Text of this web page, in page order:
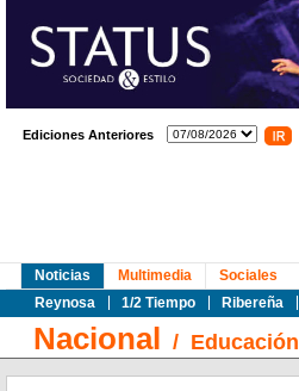
Ediciones Anteriores
Noticias
Reynosa
1/2 Tiempo Ribereña
Multimedia Sociales
Nacional / Educación